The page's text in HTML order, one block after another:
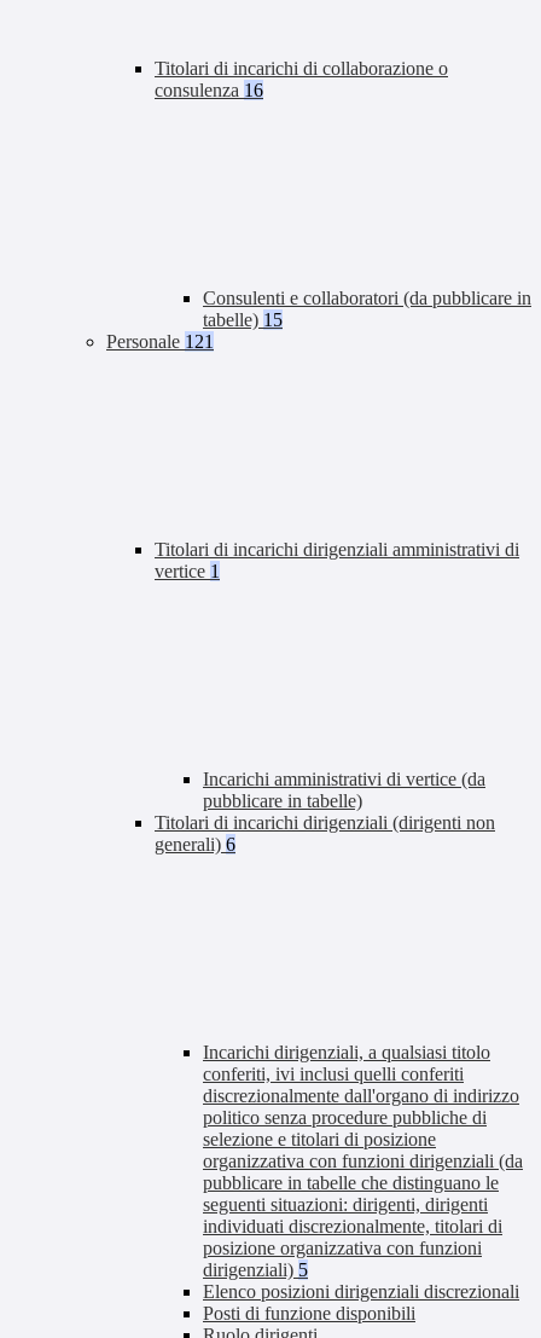
Titolari di incarichi di collaborazione o
consulenza 16
Consulenti e collaboratori (da pubblicare in
tabelle) 15
Personale 121
Titolari di incarichi dirigenziali amministrativi di
vertice 1
Incarichi amministrativi di vertice (da
pubblicare in tabelle)
Titolari di incarichi dirigenziali (dirigenti non
generali) 6
Incarichi dirigenziali, a qualsiasi titolo
conferiti, ivi inclusi quelli conferiti
discrezionalmente dall'organo di indirizzo
politico senza procedure pubbliche di
selezione e titolari di posizione
organizzativa con funzioni dirigenziali (da
pubblicare in tabelle che distinguano le
seguenti situazioni: dirigenti, dirigenti
individuati discrezionalmente, titolari di
posizione organizzativa con funzioni
dirigenziali) 5
Elenco posizioni dirigenziali discrezionali
Posti di funzione disponibili